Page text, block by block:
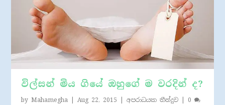
විල්සන් මිය ගියේ ඔහුගේ ම වරදින් ද?
byMahamegha |Aug 22, 2015 |අපරාධයක තීන්දුව 0